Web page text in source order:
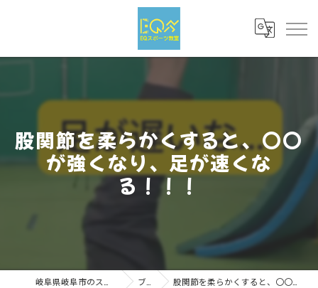
股関節を柔らかくすると、〇〇
が強くなり、足が速くな
る！！！
ブログ 股関節を柔らかくすると、〇〇が強くなり、足が速くなる！！！